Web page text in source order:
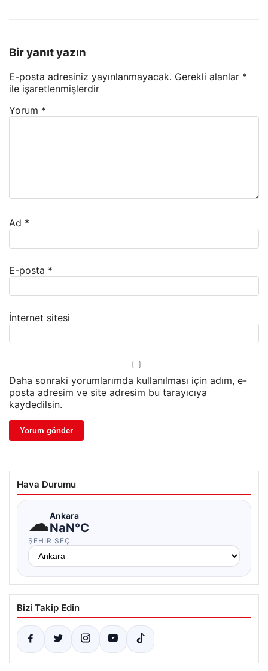
Bir yanıt yazın
E-posta adresiniz yayınlanmayacak. Gerekli alanlar *
ile işaretlenmişlerdir
Yorum *
Ad *
E-posta *
İnternet sitesi
Daha sonraki yorumlarımda kullanılması için adım, e-
posta adresim ve site adresim bu tarayıcıya
kaydedilsin.
Hava Durumu
☁Ankara
NaN°C
ŞEHIR SEÇ
Bizi Takip Edin